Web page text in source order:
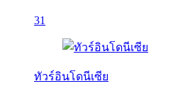
31
ทัวร์อินโดนีเซีย